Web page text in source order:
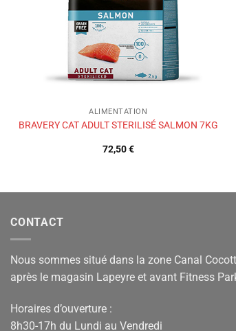
ALIMENTATION
BRAVERY CAT ADULT STERILISÉ SALMON 7KG
72,50€
CONTACT
Nous sommes situé dans la zone Canal
après le magasin Lapeyre et avant Fitness
Horaires d’ouverture :
8h30-17h du Lundi au Vendredi